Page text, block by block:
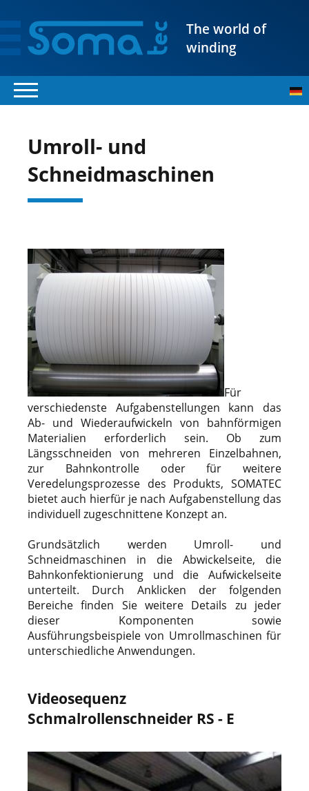
Umroll- und
Schneidmaschinen
Für
verschiedenste Aufgabenstellungen kann das
Ab- und Wiederaufwickeln von bahnförmigen
Materialien erforderlich sein. Ob zum
Längsschneiden von mehreren Einzelbahnen,
zur Bahnkontrolle oder für weitere
Veredelungsprozesse des Produkts, SOMATEC
bietet auch hierfür je nach Aufgabenstellung das
individuell zugeschnittene Konzept an.
Grundsätzlich werden Umroll- und
Schneidmaschinen in die Abwickelseite, die
Bahnkonfektionierung und die Aufwickelseite
unterteilt. Durch Anklicken der folgenden
Bereiche finden Sie weitere Details zu jeder
dieser Komponenten sowie
Ausführungsbeispiele von Umrollmaschinen für
unterschiedliche Anwendungen.
Videosequenz
Schmalrollenschneider RS - E
The world of
winding